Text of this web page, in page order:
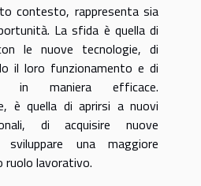
contesto, rappresenta sia
La sfida è quella di
le nuove tecnologie, di
il loro funzionamento e di
in maniera efficace.
è quella di aprirsi a nuovi
di acquisire nuove
una maggiore
ruolo lavorativo.